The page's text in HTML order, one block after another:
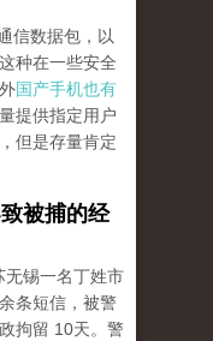
信数据包，以
种在一些安全
国产手机也有
提供指定用户
但是存量肯定
被捕的经
无锡一名丁姓市
条短信，被警
拘留 10天。警